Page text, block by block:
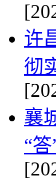
许
彻
襄
“答